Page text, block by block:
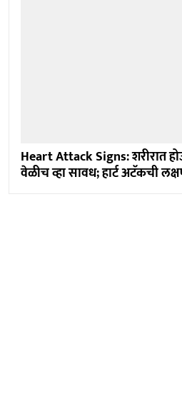
Heart Attack Signs: शरीरात
वेळीच व्हा सावध; हार्ट अटॅकची